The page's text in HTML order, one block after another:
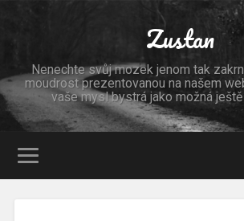
Zustan
Nenechte svůj mozek jenom tak
moudrost prezentovanou na našem
vaše mysl bystrá jako možná